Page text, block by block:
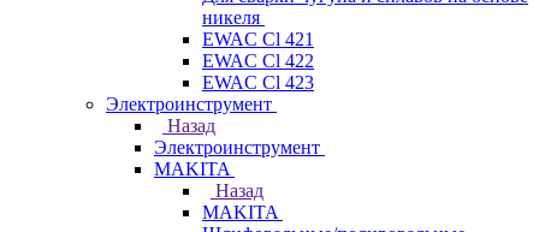
никеля
EWAC Cl 421
EWAC Cl 422
EWAC Cl 423
Электроинструмент
Назад
Электроинструмент
МAKITA
Назад
МAKITA